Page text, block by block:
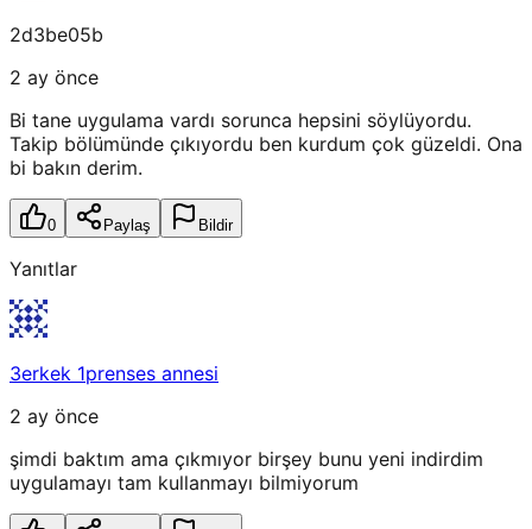
2d3be05b
2 ay önce
Bi tane uygulama vardı sorunca hepsini söylüyordu.
Takip bölümünde çıkıyordu ben kurdum çok güzeldi. Ona
bi bakın derim.
0 Paylaş Bildir
Yanıtlar
3erkek 1prenses annesi
2 ay önce
şimdi baktım ama çıkmıyor birşey bunu yeni indirdim
uygulamayı tam kullanmayı bilmiyorum